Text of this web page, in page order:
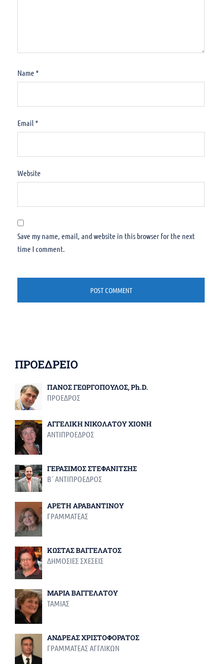
Name*
Email *
Website
Save my name, email, and website in this browser for the next
time I comment.
ΠΡΟΕΔΡΕΙΟ
ΠΑΝΟΣ ΓΕΩΡΓΟΠΟΥΛΟΣ, Ph.D.
ΠΡΟΕΔΡΟΣ
ΑΓΓΕΛΙΚΗ ΝΙΚΟΛΑΤΟΥ ΧΙΟΝΗ
ΑΝΤΙΠΡΟΕΔΡΟΣ
ΓΕΡΑΣΙΜΟΣ ΣΤΕΦΑΝΙΤΣΗΣ
Β΄ ΑΝΤΙΠΡΟΕΔΡΟΣ
ΑΡΕΤΗ ΑΡΑΒΑΝΤΙΝΟΥ
ΓΡΑΜΜΑΤΕΑΣ
ΚΩΣΤΑΣ ΒΑΓΓΕΛΑΤΟΣ
ΔΗΜΟΣΙΕΣ ΣΧΕΣΕΙΣ
ΜΑΡΙΑ ΒΑΓΓΕΛΑΤΟΥ
ΤΑΜΙΑΣ
ΑΝΔΡΕΑΣ ΧΡΙΣΤΟΦΟΡΑΤΟΣ
ΓΡΑΜΜΑΤΕΑΣ ΑΓΓΛΙΚΩΝ